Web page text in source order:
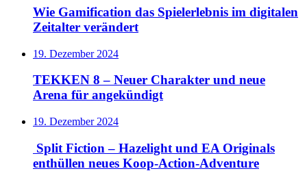
Wie Gamification das Spielerlebnis im digitalen
Zeitalter verändert
19. Dezember 2024
TEKKEN 8 – Neuer Charakter und neue
Arena für angekündigt
19. Dezember 2024
Split Fiction – Hazelight und EA Originals
enthüllen neues Koop-Action-Adventure